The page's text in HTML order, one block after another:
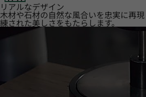
リアルなデザイン
木材や石材の自然な風合いを忠実に再
練された美しさをもたらします。